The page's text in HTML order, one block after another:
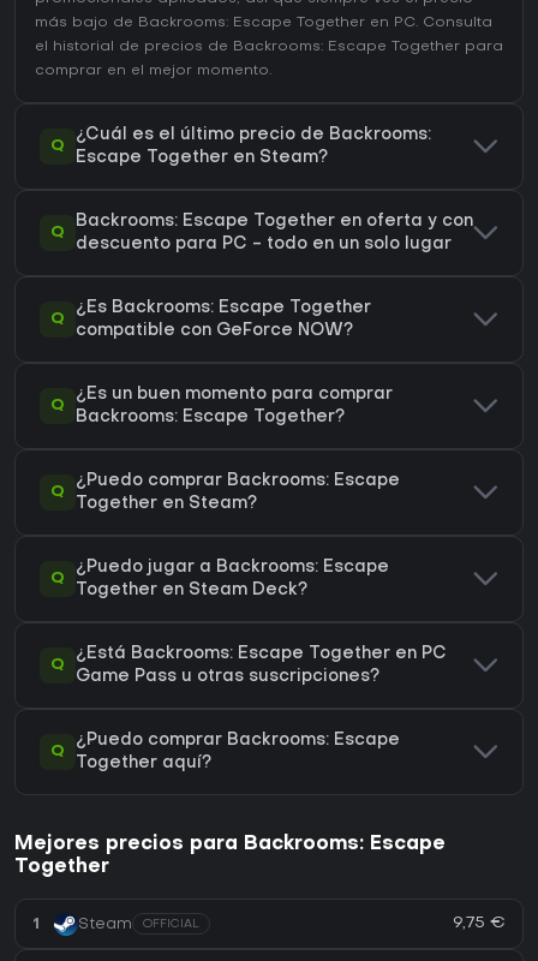
más bajo de Backrooms: Escape Together en PC. Consulta
el
historial de precios de Backrooms: Escape Together para
comprar en el mejor momento.
Q
¿Cuál es el último precio de Backrooms:
Escape Together en Steam?
Q
Backrooms: Escape Together en oferta y con
descuento para PC - todo en un solo lugar
Q
¿Es Backrooms: Escape Together
compatible con GeForce NOW?
Q
¿Es un buen momento para comprar
Backrooms: Escape Together?
Q
¿Puedo comprar Backrooms: Escape
Together en Steam?
Q
¿Puedo jugar a Backrooms: Escape
Together en Steam Deck?
Q
¿Está Backrooms: Escape Together en PC
Game Pass u otras suscripciones?
Q
¿Puedo comprar Backrooms: Escape
Together aquí?
Mejores precios para Backrooms: Escape
Together
1 Steam OFFICIAL 9,75 €